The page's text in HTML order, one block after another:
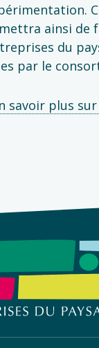
ainsi de
du
par le
savoir plus sur